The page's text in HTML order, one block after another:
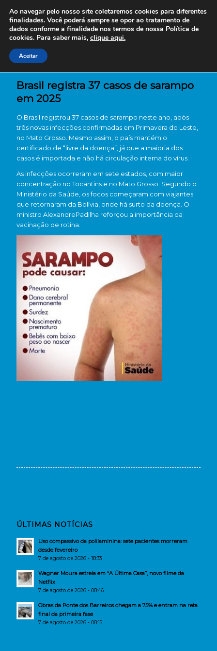
Brasil registra 37 casos de sarampo
em 2025
O Brasil registrou 37 casos de sarampo neste ano, após
três novas infecções confirmadas em Primavera do Leste,
no Mato Grosso. Mesmo assim, o país mantém o
certificado de “livre da doença”, já que a maioria dos
casos é importada e não há circulação interna do vírus.
As infecções ocorreram em sete estados, com maior
concentração no Tocantins e no Mato Grosso. Segundo o
Ministério da Saúde, os focos começaram com viajantes
que retornaram da Bolívia, onde há surto da doença. O
ministro AlexandrePadilha reforçou a importância da
vacinação de rotina.
ÚLTIMAS NOTÍCIAS
Uso compassivo da polilaminina: sete pacientes morreram
desde fevereiro
7 de agosto de 2026 - 18:33
Wagner Moura estreia em “A Última Casa”, novo filme da
Netflix
7 de agosto de 2026 - 08:46
Obras da Ponte dos Barreiros chegam a 75% e entram na reta
final da primeira fase
7 de agosto de 2026 - 08:15
Ao navegar pelo nosso site coletaremos cookies para diferentes
finalidades. Você poderá sempre se opor ao tratamento de
dados conforme a finalidade nos termos de nossa Política de
cookies. Para saber mais, clique aqui.
Aceitar